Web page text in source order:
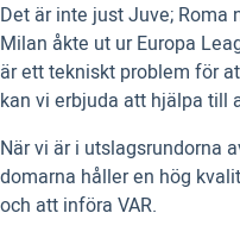
Det är inte just Juve;
Milan åkte ut ur Europa
är ett tekniskt problem för
kan vi erbjuda att hjälpa till
När vi är i utslagsrundorna
domarna håller en hög
och att införa VAR.